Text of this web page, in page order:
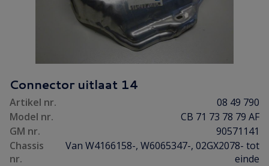
Connector uitlaat 14
Artikel nr.
08 49 790
Model nr.
CB 71 73 78 79 AF
GM nr.
90571141
Chassis
nr.
Van W4166158-, W6065347-, 02GX2078- tot
einde